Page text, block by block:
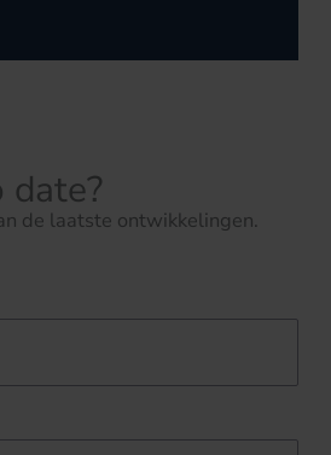
de laatste ontwikkelingen.